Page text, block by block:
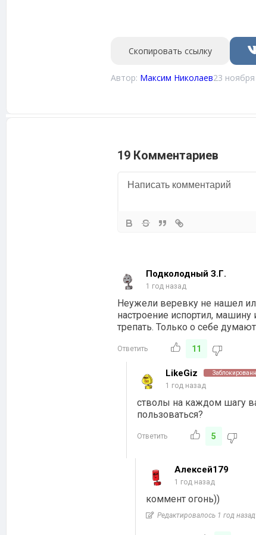
Скопировать ссылку
Автор: Максим Николаев23
19 Комментариев
Подколодный З.Г.
1 год назад
Неужели веревку не нашел
настроение испортил, машину
трепать. Только о себе
Ответить 11
LikeGiz
1 год назад
стволы на каждом шагу
пользоваться?
Ответить 5
Алексей179
1 год назад
коммент огонь))
Редактировалось 1 год назад